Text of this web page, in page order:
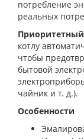
потребление
реальных
котлу
чтобы
бытовой
чайник и т. д.).
Особенности